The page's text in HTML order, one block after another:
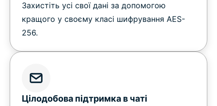
Захистіть усі свої дані за допомогою
кращого у своєму класі шифрування AES-
256.
Цілодобова підтримка в чаті